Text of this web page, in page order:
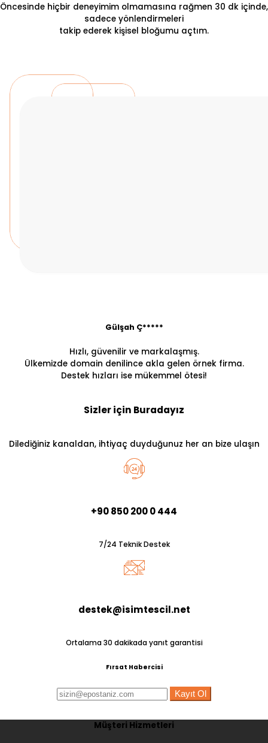
Öncesinde hiçbir deneyimim olmamasına rağmen 30 dk içinde,
sadece yönlendirmeleri
takip ederek kişisel bloğumu açtım.
Gülşah Ç*****
Hızlı, güvenilir ve markalaşmış.
Ülkemizde domain denilince akla gelen örnek firma.
Destek hızları ise mükemmel ötesi!
Sizler için Buradayız
Dilediğiniz kanaldan, ihtiyaç duyduğunuz her an bize ulaşın
+90 850 200 0 444
7/24 Teknik Destek
destek@isimtescil.net
Ortalama 30 dakikada yanıt garantisi
Fırsat Habercisi
Kayıt Ol
Müşteri Hizmetleri